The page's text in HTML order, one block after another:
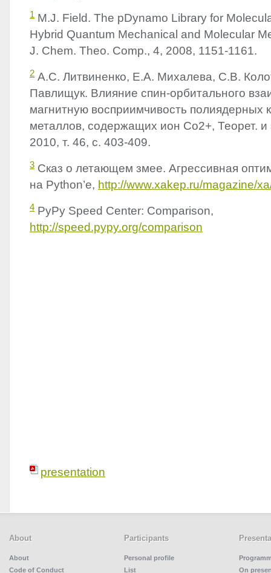
1 M.J. Field. The pDynamo Library for
Hybrid Quantum Mechanical and Molecular
J. Chem. Theo. Comp., 4, 2008, 1151-1161.
2 А.С. Литвиненко, Е.А. Михалева, С.В.
Павлищук. Влияние спин-орбитального
магнитную восприимчивость полиядерных
металлов, содержащих ион Co2+, Теорет. и
2010, т. 46, с. 403-409.
3 Сказ о летающем змее. Агрессивная
на Python’e, http://www.xakep.ru/magazine/
4 PyPy Speed Center: Comparison,
http://speed.pypy.org/comparison
presentation
About
About
Code of Conduct
Participants
Personal profile
List
On